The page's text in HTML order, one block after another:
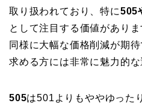
取り扱われており、特に505
として注目する価値があり
同様に大幅な価格削減が期
求める方には非常に魅力的な
505は501よりもややゆった